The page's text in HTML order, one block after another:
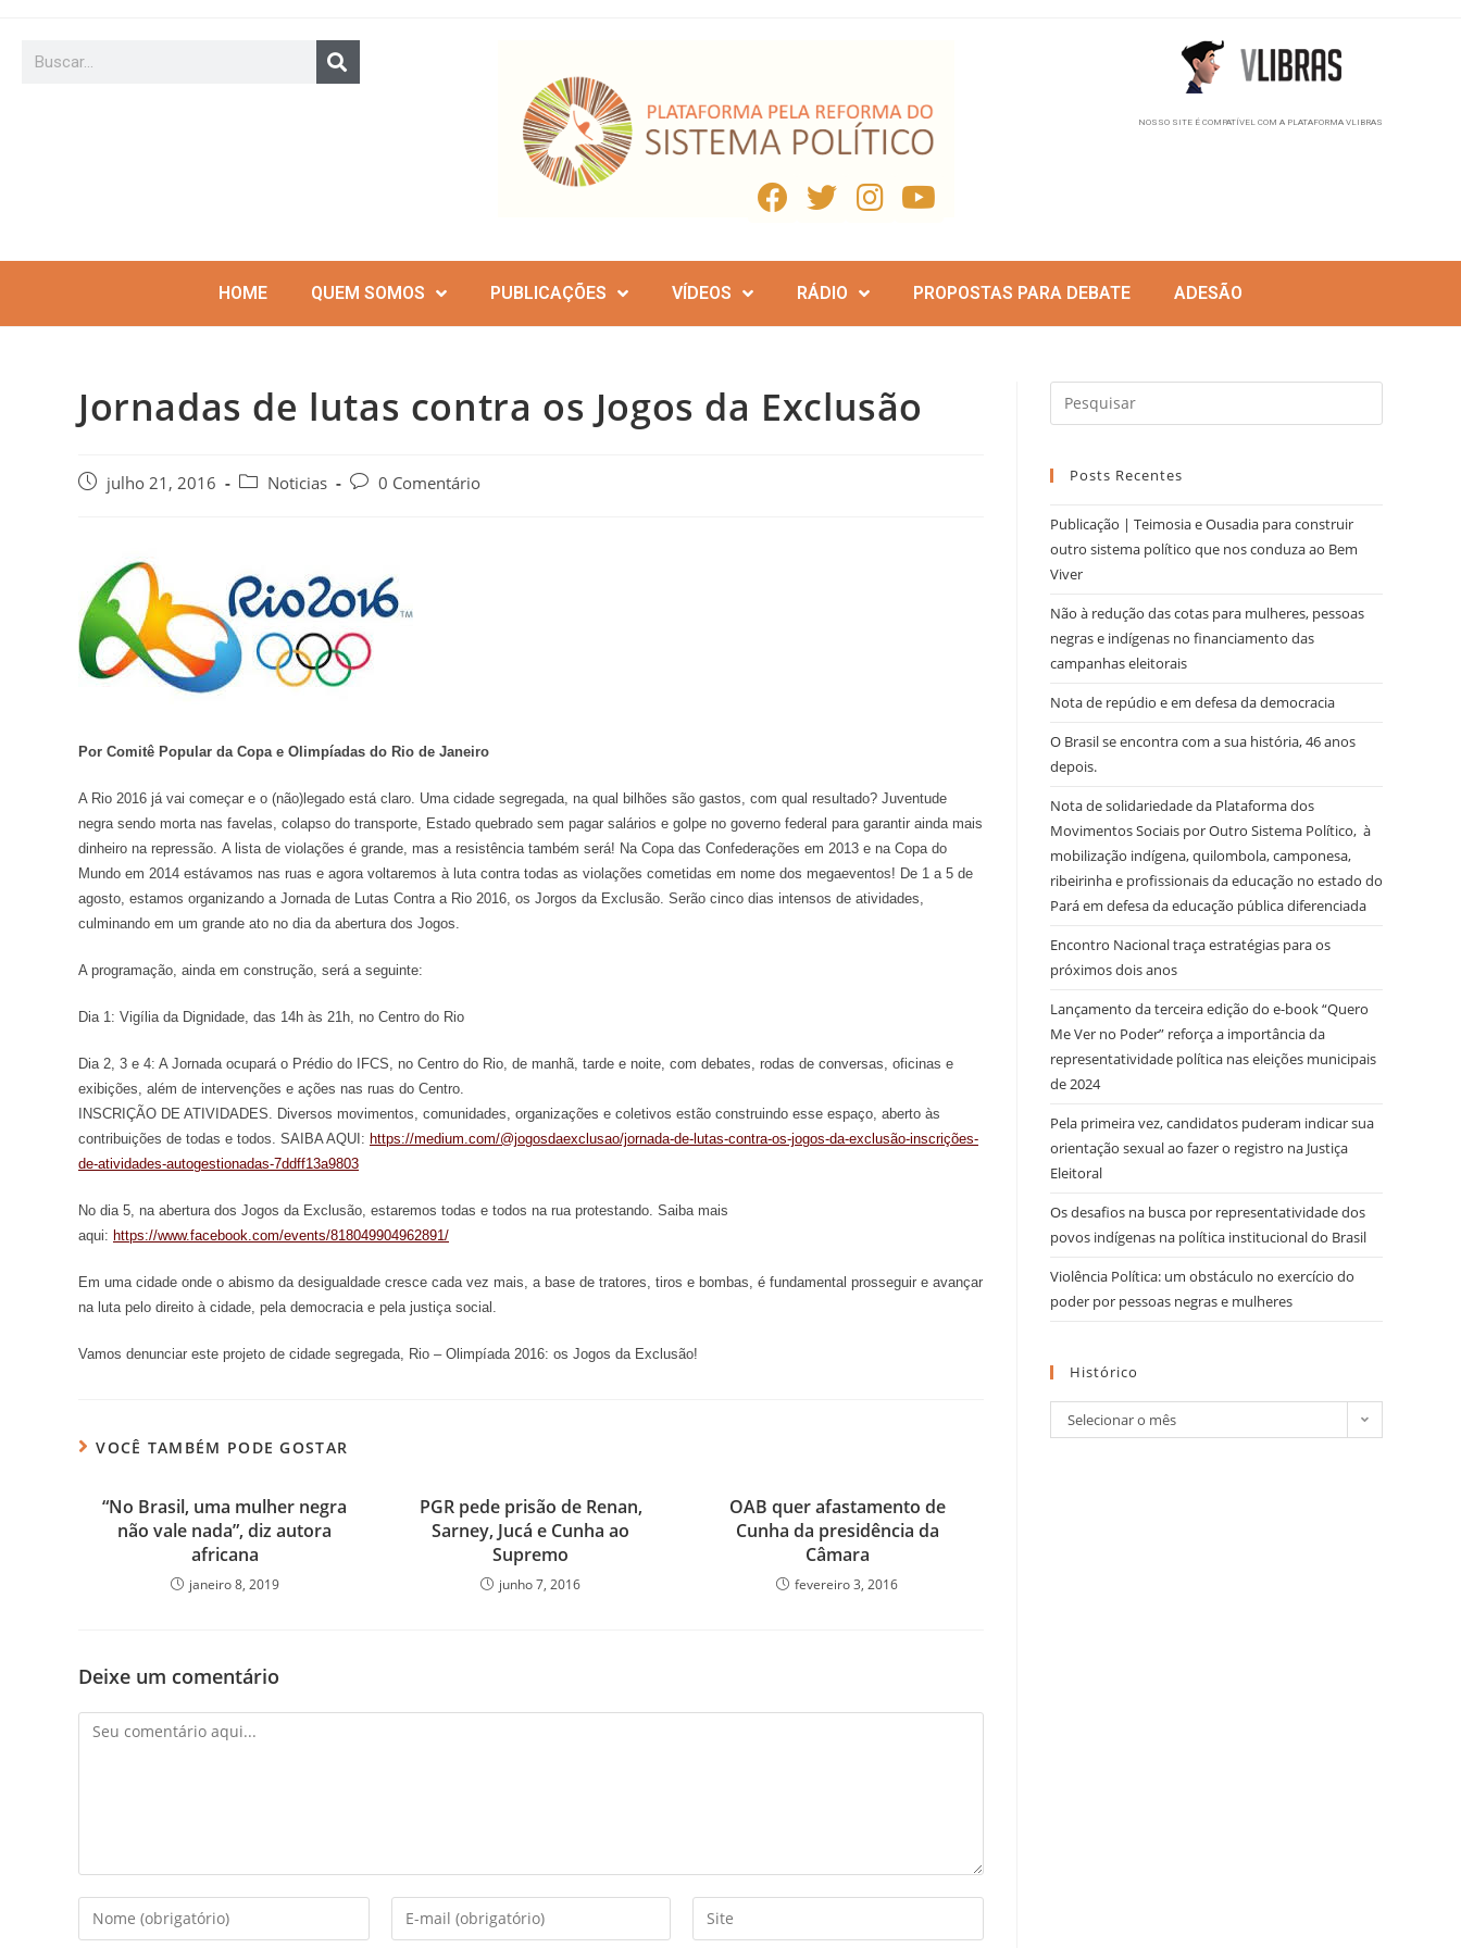
NOSSO SITE É COMPATÍVEL COM A PLATAFORMA VLIBRAS
HOME QUEM SOMOS PUBLICAÇÕES VÍDEOS RÁDIO PROPOSTAS PARA DEBATE ADESÃO
Jornadas de lutas contra os Jogos da Exclusão
julho 21, 2016 Noticias 0 Comentário
Por Comitê Popular da Copa e Olimpíadas do Rio de Janeiro
A Rio 2016 já vai começar e o (não)legado está claro. Uma cidade segregada, na qual bilhões são gastos, com qual resultado? Juventude
negra sendo morta nas favelas, colapso do transporte, Estado quebrado sem pagar salários e golpe no governo federal para garantir ainda mais
dinheiro na repressão. A lista de violações é grande, mas a resistência também será! Na Copa das Confederações em 2013 e na Copa do
Mundo em 2014 estávamos nas ruas e agora voltaremos à luta contra todas as violações cometidas em nome dos megaeventos! De 1 a 5 de
agosto, estamos organizando a Jornada de Lutas Contra a Rio 2016, os Jorgos da Exclusão. Serão cinco dias intensos de atividades,
culminando em um grande ato no dia da abertura dos Jogos.
A programação, ainda em construção, será a seguinte:
Dia 1: Vigília da Dignidade, das 14h às 21h, no Centro do Rio
Dia 2, 3 e 4: A Jornada ocupará o Prédio do IFCS, no Centro do Rio, de manhã, tarde e noite, com debates, rodas de conversas, oficinas e
exibições, além de intervenções e ações nas ruas do Centro.
INSCRIÇÃO DE ATIVIDADES. Diversos movimentos, comunidades, organizações e coletivos estão construindo esse espaço, aberto às
contribuições de todas e todos. SAIBA AQUI: https://medium.com/@jogosdaexclusao/jornada-de-lutas-contra-os-jogos-da-exclusão-inscrições-
de-atividades-autogestionadas-7ddff13a9803
No dia 5, na abertura dos Jogos da Exclusão, estaremos todas e todos na rua protestando. Saiba mais
aqui: https://www.facebook.com/events/818049904962891/
Em uma cidade onde o abismo da desigualdade cresce cada vez mais, a base de tratores, tiros e bombas, é fundamental prosseguir e avançar
na luta pelo direito à cidade, pela democracia e pela justiça social.
Vamos denunciar este projeto de cidade segregada, Rio – Olimpíada 2016: os Jogos da Exclusão!
VOCÊ TAMBÉM PODE GOSTAR
“No Brasil, uma mulher negra
não vale nada”, diz autora
africana
janeiro 8, 2019
PGR pede prisão de Renan,
Sarney, Jucá e Cunha ao
Supremo
junho 7, 2016
OAB quer afastamento de
Cunha da presidência da
Câmara
fevereiro 3, 2016
Deixe um comentário
Posts Recentes
Publicação | Teimosia e Ousadia para construir
outro sistema político que nos conduza ao Bem
Viver
Não à redução das cotas para mulheres, pessoas
negras e indígenas no financiamento das
campanhas eleitorais
Nota de repúdio e em defesa da democracia
O Brasil se encontra com a sua história, 46 anos
depois.
Nota de solidariedade da Plataforma dos
Movimentos Sociais por Outro Sistema Político, à
mobilização indígena, quilombola, camponesa,
ribeirinha e profissionais da educação no estado do
Pará em defesa da educação pública diferenciada
Encontro Nacional traça estratégias para os
próximos dois anos
Lançamento da terceira edição do e-book “Quero
Me Ver no Poder” reforça a importância da
representatividade política nas eleições municipais
de 2024
Pela primeira vez, candidatos puderam indicar sua
orientação sexual ao fazer o registro na Justiça
Eleitoral
Os desafios na busca por representatividade dos
povos indígenas na política institucional do Brasil
Violência Política: um obstáculo no exercício do
poder por pessoas negras e mulheres
Histórico
Selecionar o mês